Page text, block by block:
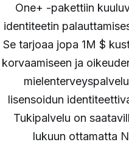
One+ -pakettiin
identiteetin
Se tarjoaa jopa 1M $
korvaamiseen ja
lisensoidun
Tukipalvelu on
lukuun ottamatta